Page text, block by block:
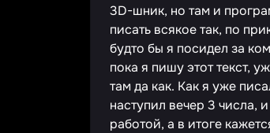
3D-шник, но там и
писать всякое так, по
будто бы я посидел за
пока я пишу этот текст,
там да как. Как я уже
наступил вечер 3 числа,
работой, а в итоге